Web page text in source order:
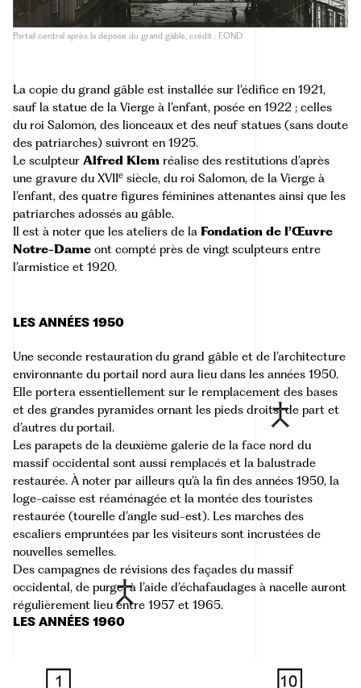
Portail central après la dépose du grand gâble, crédit : F.OND
La copie du grand gâble est installée sur l’édifice en 1921,
sauf la statue de la Vierge à l’enfant, posée en 1922 ; celles
du roi Salomon, des lionceaux et des neuf statues (sans doute
des patriarches) suivront en 1925.
Le sculpteur Alfred Klem réalise des restitutions d’après
une gravure du XVIIe siècle, du roi Salomon, de la Vierge à
l’enfant, des quatre figures féminines attenantes ainsi que les
patriarches adossés au gâble.
Il est à noter que les ateliers de la Fondation de l’Œuvre
Notre-Dame ont compté près de vingt sculpteurs entre
l’armistice et 1920.
LES ANNÉES 1950
Une seconde restauration du grand gâble et de l’architecture
environnante du portail nord aura lieu dans les années 1950.
Elle portera essentiellement sur le remplacement des bases
et des grandes pyramides ornant les pieds droits de part et
d’autres du portail.
Les parapets de la deuxième galerie de la face nord du
massif occidental sont aussi remplacés et la balustrade
restaurée. À noter par ailleurs qu’à la fin des années 1950, la
loge-caisse est réaménagée et la montée des touristes
restaurée (tourelle d’angle sud-est). Les marches des
escaliers empruntées par les visiteurs sont incrustées de
nouvelles semelles.
Des campagnes de révisions des façades du massif
occidental, de purge à l’aide d’échafaudages à nacelle auront
régulièrement lieu entre 1957 et 1965.
LES ANNÉES 1960